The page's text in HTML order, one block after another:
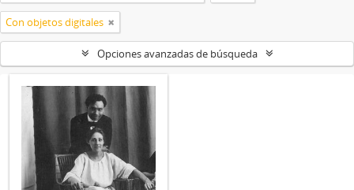
Con objetos digitales
Opciones avanzadas de búsqueda